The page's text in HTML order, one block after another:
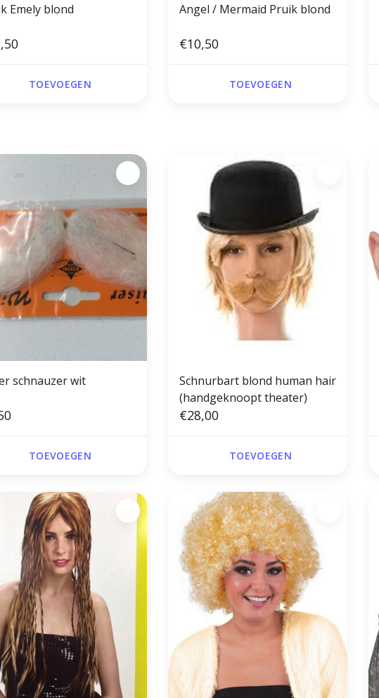
Emely blond
TOEVOEGEN
Angel / Mermaid Pruik blond
€10,50
TOEVOEGEN
super schnauzer wit
TOEVOEGEN
Schnurbart blond human hair
(handgeknoopt theater)
€28,00
TOEVOEGEN